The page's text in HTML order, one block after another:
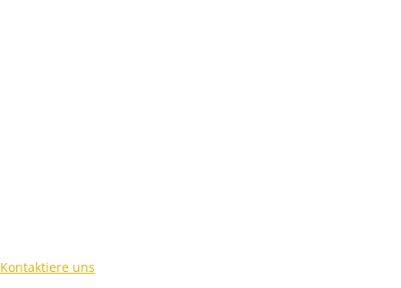
Kontaktiere uns